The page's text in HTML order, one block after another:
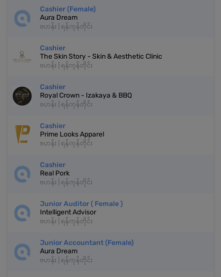
Cashier (Female)
Aura Dream
ဗဟန်း | ရန်ကုန်တိုင်း
Cashier
The Skin Story - Skin & Aesthetic Clinic
ဗဟန်း | ရန်ကုန်တိုင်း
Cashier
Royal Crown - Izakaya & BBQ
ဗဟန်း | ရန်ကုန်တိုင်း
Cashier
Prime Looks Apparel
ဗဟန်း | ရန်ကုန်တိုင်း
Cashier
Real Pork
ဗဟန်း | ရန်ကုန်တိုင်း
Junior Auditor ( Female )
Intelligent Advisor
ဗဟန်း | ရန်ကုန်တိုင်း
Junior Accountant (Female)
Aura Dream
ဗဟန်း | ရန်ကုန်တိုင်း